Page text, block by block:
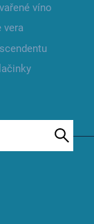
víno
vera